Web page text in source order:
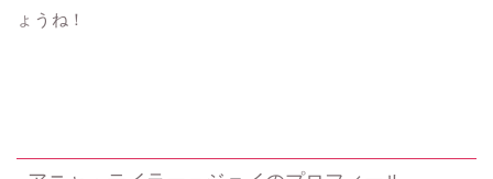
ょうね！